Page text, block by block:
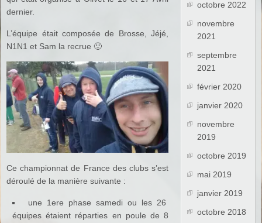
dernier.
L’équipe était composée de Brosse, Jéjé,
N1N1 et Sam la recrue 🙂
Ce championnat de France des clubs s’est
déroulé de la manière suivante :
une 1ere phase samedi ou les 26
équipes étaient réparties en poule de 8
octobre 2022
novembre
2021
septembre
2021
février 2020
janvier 2020
novembre
2019
octobre 2019
mai 2019
janvier 2019
octobre 2018